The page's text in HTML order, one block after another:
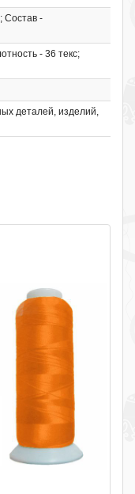
Cостав -
- 36 текс;
деталей, изделий,